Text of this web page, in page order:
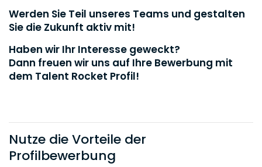
Werden Sie Teil unseres Teams und gestalten
Sie die Zukunft aktiv mit!
Haben wir Ihr Interesse geweckt?
Dann freuen wir uns auf Ihre Bewerbung mit
dem Talent Rocket Profil!
Nutze die Vorteile der
Profilbewerbung